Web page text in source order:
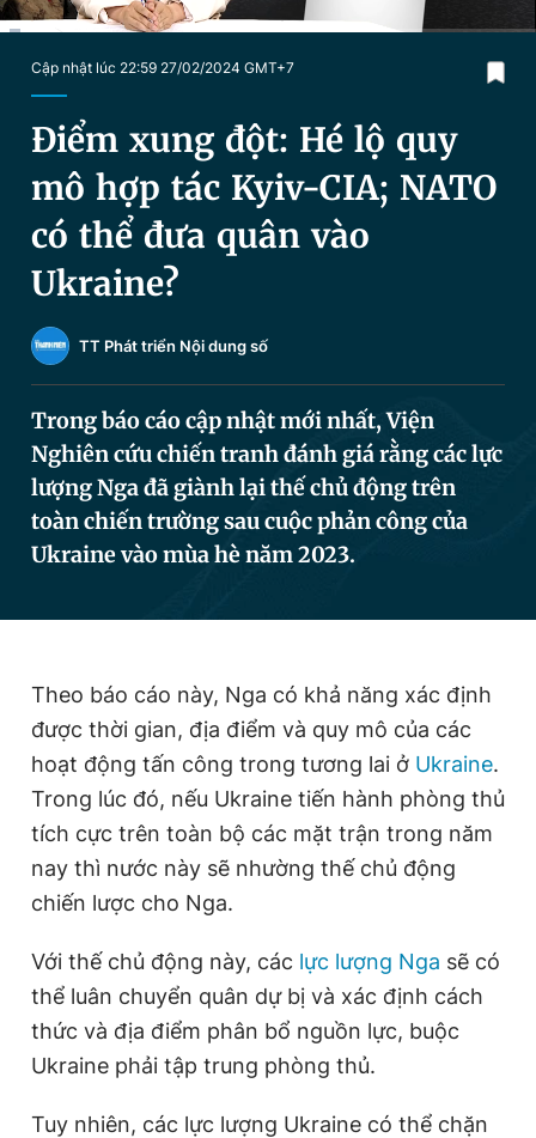
Video Magazine
Sản phẩm khác
Tiện ích
Thông tin tòa soạn
Đọc Thanh Niên trên điện thoại
Hotline
0906 645 777
Liên hệ quảng cáo
0908 780 404
Đặt báo Quảng cáo RSS Tòa soạn
Tổng biên tập: Nguyễn Ngọc Toàn
Phó tổng biên tập thường trực: Hải Thành
Phó tổng biên tập: Lâm Hiếu Dũng
Tổng thư ký tòa soạn: Đức Trung
Giấy phép xuất bản số 110/GP - BTTTT cấp ngày 24.3.2020
© 2003-2026 Bản quyền thuộc về Báo Thanh Niên. Cấm sao
chép dưới mọi hình thức nếu không có sự chấp thuận bằng văn
bản. Phát triển bởi ePi Technologies, JSC.
Đăng xuất
Cập nhật lúc 22:59 27/02/2024 GMT+7
Điểm xung đột: Hé lộ quy
mô hợp tác Kyiv-CIA; NATO
có thể đưa quân vào
Ukraine?
TT Phát triển Nội dung số
Trong báo cáo cập nhật mới nhất, Viện
Nghiên cứu chiến tranh đánh giá rằng các lực
lượng Nga đã giành lại thế chủ động trên
toàn chiến trường sau cuộc phản công của
Ukraine vào mùa hè năm 2023.
Theo báo cáo này, Nga có khả năng xác định
được thời gian, địa điểm và quy mô của các
hoạt động tấn công trong tương lai ở Ukraine.
Trong lúc đó, nếu Ukraine tiến hành phòng thủ
tích cực trên toàn bộ các mặt trận trong năm
nay thì nước này sẽ nhường thế chủ động
chiến lược cho Nga.
Với thế chủ động này, các lực lượng Nga sẽ có
thể luân chuyển quân dự bị và xác định cách
thức và địa điểm phân bổ nguồn lực, buộc
Ukraine phải tập trung phòng thủ.
Tuy nhiên, các lực lượng Ukraine có thể chặn